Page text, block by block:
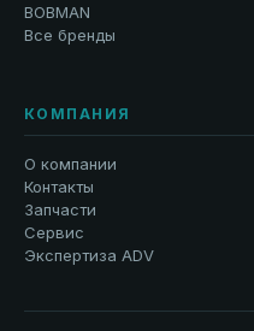
BOBMAN
Все бренды
КОМПАНИЯ
О компании
Контакты
Запчасти
Сервис
Экспертиза ADV